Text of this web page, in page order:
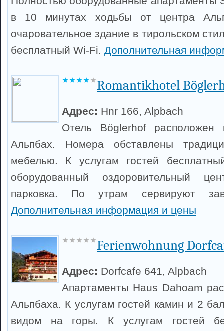
в 10 минутах ходьбы от центра
очаровательное здание в тирольском
бесплатный Wi-Fi. Дополнительная
Romantikhotel
Адрес: Hnr 166, Alpbach
Отель Böglerhof
Альпбах. Номера обставлены
мебелью. К услугам гостей
оборудованный оздоровительный
парковка. По утрам сервируют
Дополнительная информация и цены
Ferienwohnung
Адрес: Dorfcafe 641, Alpbach
Апартаменты Haus Dahoam
Альпбаха. К услугам гостей камин и 2
видом на горы. К услугам гостей